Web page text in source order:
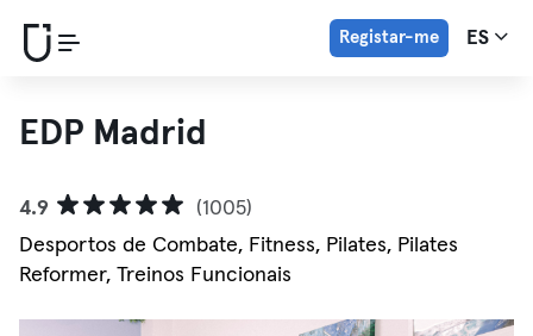
Registar-me ES
EDP Madrid
4.9
(1005)
Desportos de Combate, Fitness, Pilates, Pilates
Reformer, Treinos Funcionais